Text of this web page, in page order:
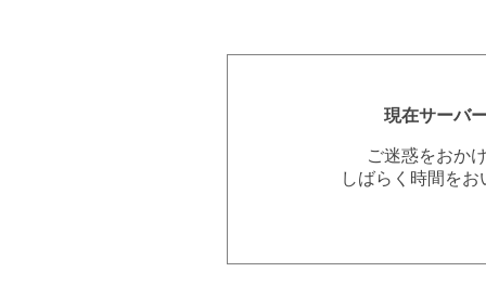
現在サーバ
ご迷惑をおか
しばらく時間を